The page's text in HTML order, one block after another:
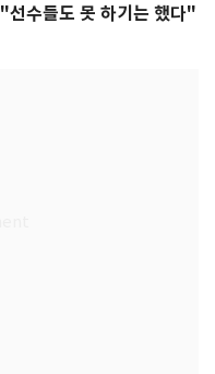
선수들도 못 하기는 했다"